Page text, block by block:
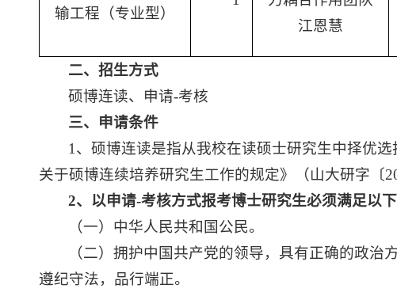
输工程（专业型）
江恩慧
二、招生方式
硕博连读、申请-考核
三、申请条件
1、硕博连读是指从我校在读硕士研究生中择优
关于硕博连续培养研究生工作的规定》（山大研字〔
2、以申请-考核方式报考博士研究生必须满足以下
（一）中华人民共和国公民。
（二）拥护中国共产党的领导，具有正确的政治
遵纪守法，品行端正。